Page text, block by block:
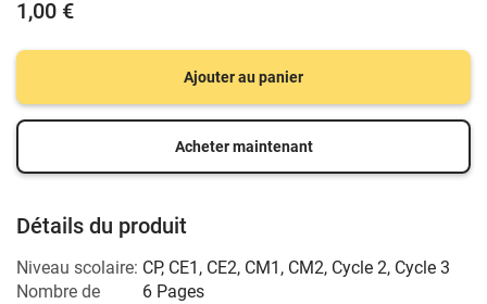
1,00 €
Ajouter au panier
Acheter maintenant
Détails du produit
Niveau scolaire: CP, CE1 , CE2, CM1 , CM2, Cycle 2, Cycle 3
Nombre de
6 Pages